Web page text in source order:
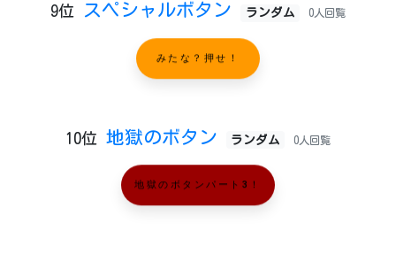
9位 スペシャルボタン ランダム 0人回覧
みたな？押せ！
10位 地獄のボタン ランダム 0人回覧
地獄のボタンパート3！